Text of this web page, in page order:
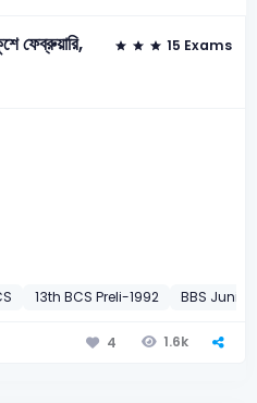
ফেব্রুয়ারি,
15 Exams
13th BCS Preli-1992 BBS
4 1.6k